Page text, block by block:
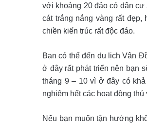
với khoảng 20 đảo có dân
cát trắng nắng vàng rất
chiền kiến trúc rất độc đáo.
Bạn có thể đến du lịch Vân
ở đây rất phát triển nên bạn
tháng 9 – 10 vì ở đây có
nghiệm hết các hoạt động thú
Nếu bạn muốn tận hưởng